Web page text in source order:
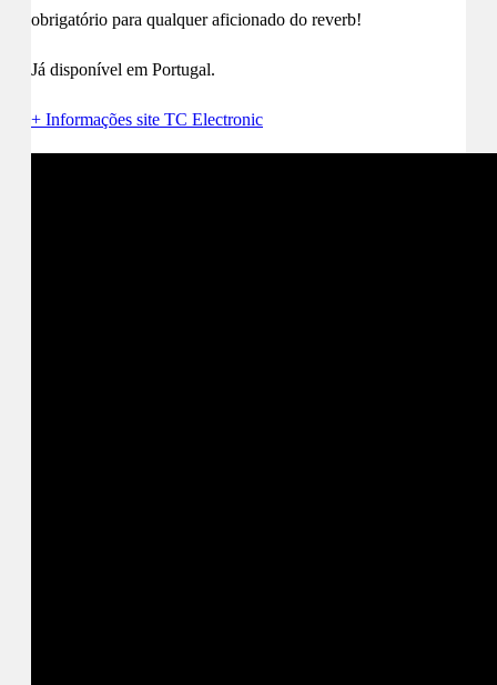
obrigatório para qualquer aficionado do reverb!
Já disponível em Portugal.
+ Informações site TC Electronic